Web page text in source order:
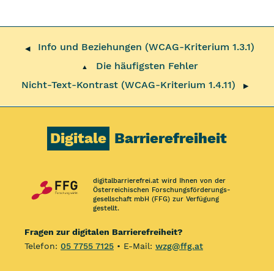
◀ Info und Beziehungen (WCAG-Kriterium 1.3.1)
▲
Die häufigsten Fehler
Nicht-Text-Kontrast (WCAG-Kriterium 1.4.11)
▶
Digitale Barrierefreiheit
digitalbarrierefrei.at wird Ihnen von der
Österreichischen Forschungs­förderungs­
gesellschaft mbH (FFG) zur Verfügung
gestellt.
Fragen zur digitalen Barrierefreiheit?
Telefon: 05 7755 7125 • E-Mail: wzg@ffg.at